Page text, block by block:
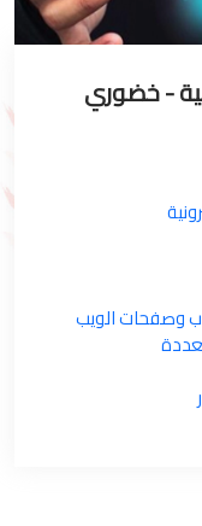
- خضوري
وصفحات الويب